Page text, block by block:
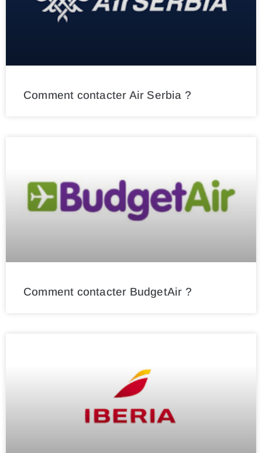
Comment contacter Air Serbia ?
Comment contacter BudgetAir ?